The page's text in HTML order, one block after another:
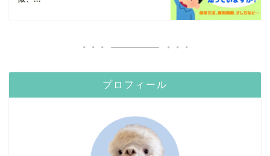
プロフィール